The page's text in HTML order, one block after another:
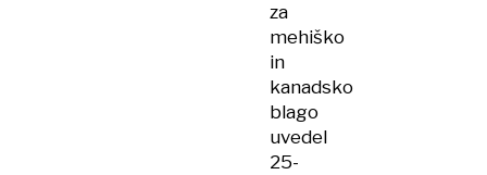
za
mehiško
in
kanadsko
blago
uvedel
25-